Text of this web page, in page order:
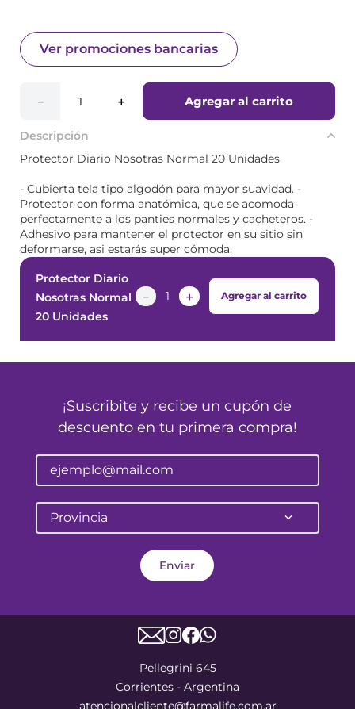
Ver promociones bancarias
＋
－ Agregar al carrito
Descripción
Protector Diario Nosotras Normal 20 Unidades
- Cubierta tela tipo algodón para mayor suavidad. -
Protector con forma anatómica, que se acomoda
perfectamente a los panties normales y cacheteros. -
Adhesivo para mantener el protector en su sitio sin
deformarse, asi estarás super cómoda.
Protector Diario
Nosotras Normal
20 Unidades
＋
－ Agregar al carrito
¡Suscribite y recibe un cupón de
descuento en tu primera compra!
Provincia
Enviar
Pellegrini 645
Corrientes - Argentina
atencionalcliente@farmalife.com.ar